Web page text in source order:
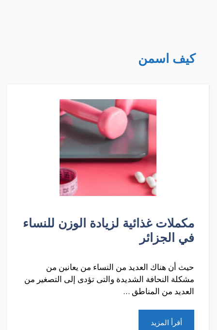
كيف اسمن
مكملات غذائية لزيادة الوزن للنساء
في الجزائر
حيث أن هناك العديد من النساء من يعانين من
مشكلة النحافة الشديدة والتى تؤدى إلى التصغير من
العديد من المناطق …
أقرأ المزيد